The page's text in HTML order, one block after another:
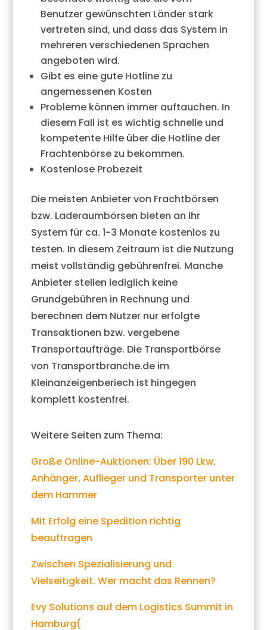
Benutzer gewünschten Länder stark
vertreten sind, und dass das System in
mehreren verschiedenen Sprachen
angeboten wird.
Gibt es eine gute Hotline zu
angemessenen Kosten
Probleme können immer auftauchen. In
diesem Fall ist es wichtig schnelle und
kompetente Hilfe über die Hotline der
Frachtenbörse zu bekommen.
Kostenlose Probezeit
Die meisten Anbieter von Frachtbörsen
bzw. Laderaumbörsen bieten an Ihr
System für ca. 1-3 Monate kostenlos zu
testen. In diesem Zeitraum ist die Nutzung
meist vollständig gebührenfrei. Manche
Anbieter stellen lediglich keine
Grundgebühren in Rechnung und
berechnen dem Nutzer nur erfolgte
Transaktionen bzw. vergebene
Transportaufträge. Die Transportbörse
von Transportbranche.de im
Kleinanzeigenberiech ist hingegen
komplett kostenfrei.
Weitere Seiten zum Thema:
Große Online-Auktionen: Über 190 Lkw,
Anhänger, Auflieger und Transporter unter
dem Hammer
Mit Erfolg eine Spedition richtig
beauftragen
Zwischen Spezialisierung und
Vielseitigkeit. Wer macht das Rennen?
Evy Solutions auf dem Logistics Summit in
Hamburg(